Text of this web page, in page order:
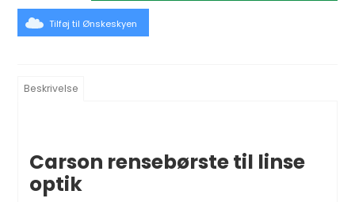
Tilføj til Ønskeskyen
Beskrivelse
Carson rensebørste til linse
optik